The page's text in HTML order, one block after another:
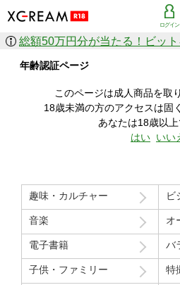
ログイン
作品を探す
ジャンル
人気のセール中商品
すべての作品から探す
価格の安い順
月間ランキング
年齢認証ページ
このページは成人商品を取
18歳未満の方のアクセスは固
あなたは18歳以上
はい いい
趣味・カルチャー ビ
音楽 オ
電子書籍 バ
子供・ファミリー 特